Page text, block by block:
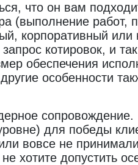
что он вам
(выполнение работ,
корпоративный
котировок, и
обеспечения
особенности
для победы
вовсе не
хотите допустить